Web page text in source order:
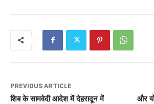
PREVIOUS ARTICLE
शिब के सामवेदी आदेश में देहरादून में
और